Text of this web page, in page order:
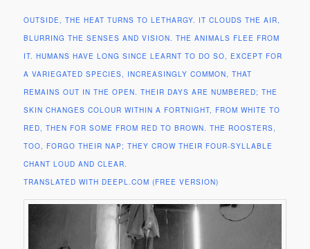
OUTSIDE, THE HEAT TURNS TO LETHARGY. IT CLOUDS THE AIR,
BLURRING THE SENSES AND VISION. THE ANIMALS FLEE FROM
IT. HUMANS HAVE LONG SINCE LEARNT TO DO SO, EXCEPT FOR
A VARIEGATED SPECIES, INCREASINGLY COMMON, THAT
REMAINS OUT IN THE OPEN. THEIR DAYS ARE NUMBERED; THE
SKIN CHANGES COLOUR WITHIN A FORTNIGHT, FROM WHITE TO
RED, THEN FOR SOME FROM RED TO BROWN. THE ROOSTERS,
TOO, FORGO THEIR NAP; THEY CROW THEIR FOUR-SYLLABLE
CHANT LOUD AND CLEAR.
TRANSLATED WITH DEEPL.COM (FREE VERSION)